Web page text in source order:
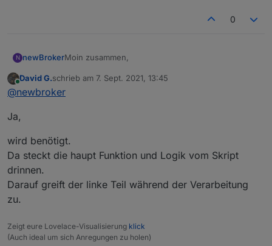
0
N newBrokerMoin zusammen,
sagt mal wird der "rechte" Abschnitt benötigt?
was macht er in dem Skript?
Online
David G.schrieb am 7. Sept. 2021, 13:45
zuletzt editiert von
@newbroker
Ja,
wird benötigt.
Da steckt die haupt Funktion und Logik vom Skript
drinnen.
Darauf greift der linke Teil während der Verarbeitung
zu.
Zeigt eure Lovelace-Visualisierung klick
(Auch ideal um sich Anregungen zu holen)